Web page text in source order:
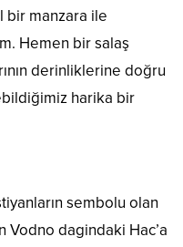
bir manzara ile
Hemen bir salaş
derinliklerine doğru
harika bir
sembolu olan
Vodno dagindaki Hac’a